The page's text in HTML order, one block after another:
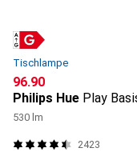
Tischlampe
CHF
96.90
Philips Hue Play
530 lm
2423